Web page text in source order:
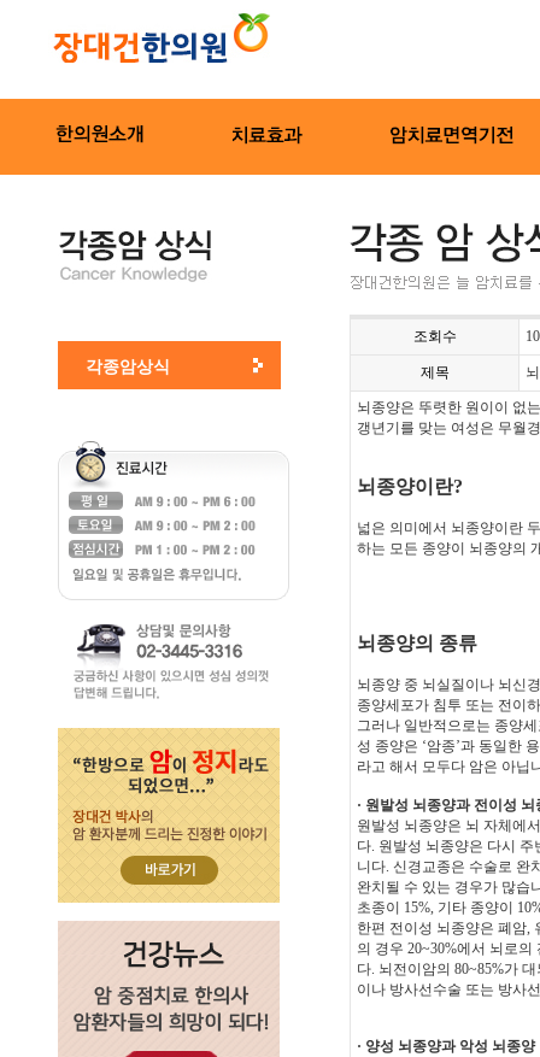
각종암상식
조회수
제목
뇌종양은 뚜렷한 원이이 없
갱년기를 맞는 여성은 무월
뇌종양이란?
넓은 의미에서 뇌종양이란
하는 모든 종양이 뇌종양의
뇌종양의 종류
뇌종양 중 뇌실질이나 뇌신
종양세포가 침투 또는 전이
그러나 일반적으로는 종양
성 종양은 ‘암종’과 동일한
라고 해서 모두다 암은 아닙
· 원발성 뇌종양과 전이성 뇌
원발성 뇌종양은 뇌 자체에
다. 원발성 뇌종양은 다시
니다. 신경교종은 수술로 완
완치될 수 있는 경우가 많습
초종이 15%, 기타 종양이
한편 전이성 뇌종양은 폐암,
의 경우 20~30%에서 뇌로
다. 뇌전이암의 80~85%가
이나 방사선수술 또는 방사
· 양성 뇌종양과 악성 뇌종양